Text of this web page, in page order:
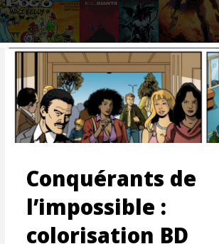
Conquérants de
l’impossible :
colorisation BD